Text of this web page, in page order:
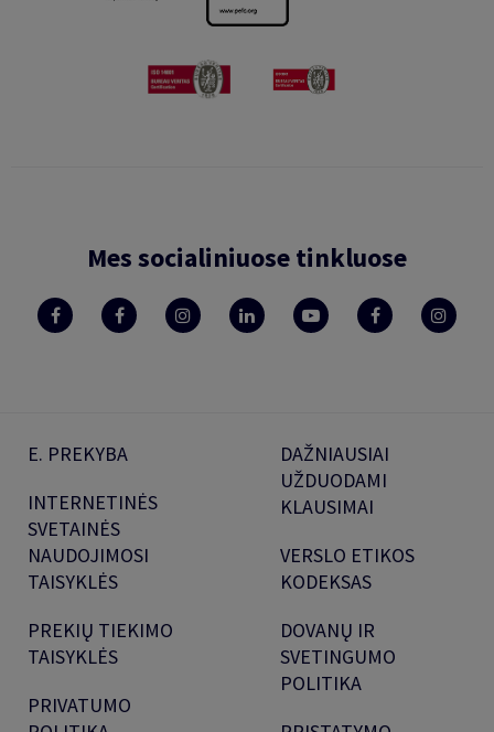
Mes socialiniuose tinkluose
E. PREKYBA
INTERNETINĖS
SVETAINĖS
NAUDOJIMOSI
TAISYKLĖS
PREKIŲ TIEKIMO
TAISYKLĖS
PRIVATUMO
DAŽNIAUSIAI
UŽDUODAMI
KLAUSIMAI
VERSLO ETIKOS
KODEKSAS
DOVANŲ IR
SVETINGUMO
POLITIKA